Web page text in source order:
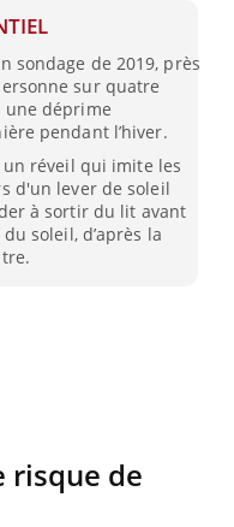
sondage de 2019, près
sur quatre
une déprime
pendant l’hiver.
réveil qui imite les
d'un lever de soleil
à sortir du lit avant
soleil, d’après la
risque de